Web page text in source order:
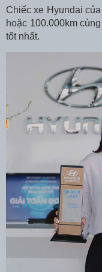
Chiếc xe Hyundai
hoặc 100.000km
tốt nhất.